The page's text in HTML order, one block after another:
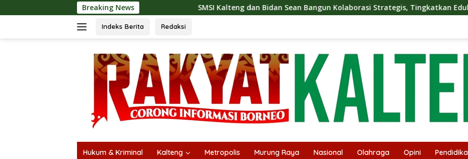
ke
Breaking News
SMSI Kalteng dan Bidan Sean Bangun Kolaborasi Strategis, Tingkatkan Edukasi Publik tentang Peran
Indeks Berita Redaksi
Hukum & Kriminal Kalteng Metropolis Murung Raya Nasional Olahraga Opini